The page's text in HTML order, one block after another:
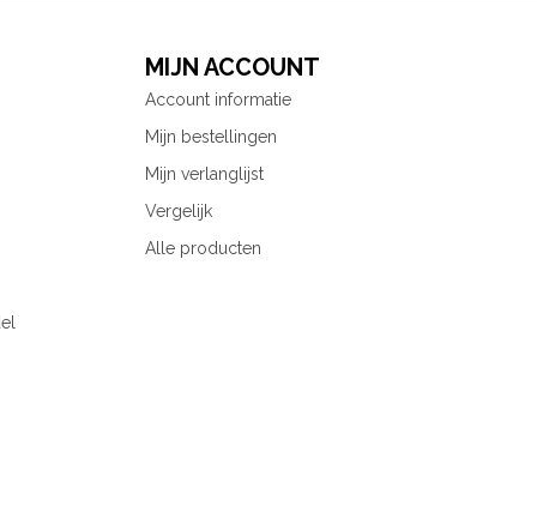
MIJN ACCOUNT
Account informatie
Mijn bestellingen
Mijn verlanglijst
Vergelijk
Alle producten